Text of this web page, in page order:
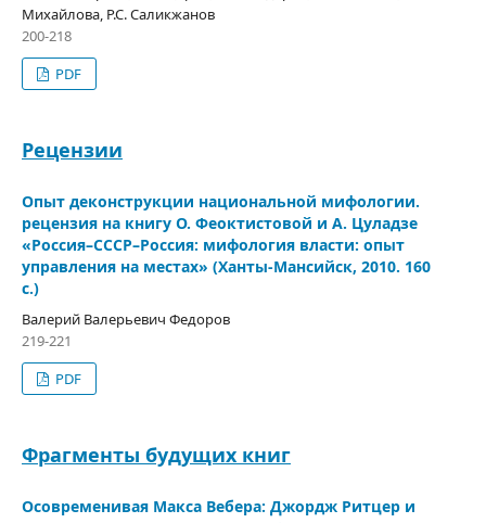
Михайлова, Р.С. Саликжанов
200-218
PDF
Рецензии
Опыт деконструкции национальной мифологии.
рецензия на книгу О. Феоктистовой и А. Цуладзе
«Россия–СССР–Россия: мифология власти: опыт
управления на местах» (Ханты-Мансийск, 2010. 160
с.)
Валерий Валерьевич Федоров
219-221
PDF
Фрагменты будущих книг
Осовременивая Макса Вебера: Джордж Ритцер и